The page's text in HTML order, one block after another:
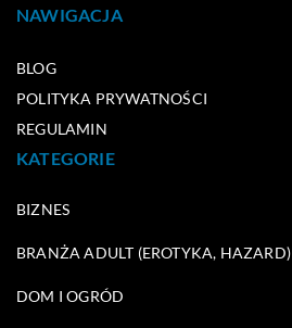
NAWIGACJA
BLOG
POLITYKA PRYWATNOŚCI
REGULAMIN
KATEGORIE
BIZNES
BRANŻA ADULT (EROTYKA, HAZARD)
DOM I OGRÓD